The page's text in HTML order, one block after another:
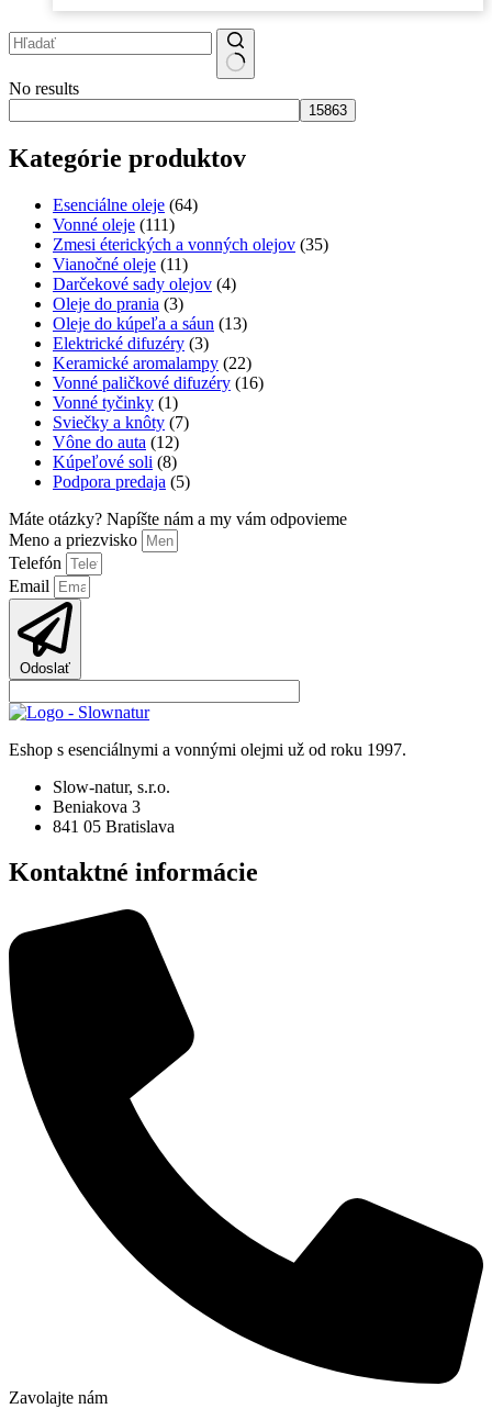
No results
Kategórie produktov
Esenciálne oleje (64)
Vonné oleje (111)
Zmesi éterických a vonných olejov (35)
Vianočné oleje (11)
Darčekové sady olejov (4)
Oleje do prania (3)
Oleje do kúpeľa a sáun (13)
Elektrické difuzéry (3)
Keramické aromalampy (22)
Vonné paličkové difuzéry (16)
Vonné tyčinky (1)
Sviečky a knôty (7)
Vône do auta (12)
Kúpeľové soli (8)
Podpora predaja (5)
Máte otázky? Napíšte nám a my vám odpovieme
Meno a priezvisko
Telefón
Email
Odoslať
Eshop s esenciálnymi a vonnými olejmi už od roku 1997.
Slow-natur, s.r.o.
Beniakova 3
841 05 Bratislava
Kontaktné informácie
Zavolajte nám